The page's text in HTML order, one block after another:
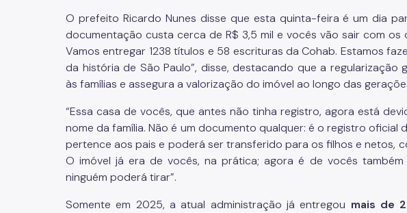
O prefeito Ricardo Nunes disse que esta quinta-feira é um dia
documentação custa cerca de R$ 3,5 mil e vocês vão sair com
Vamos entregar 1238 títulos e 58 escrituras da Cohab. Estamos
da história de São Paulo”, disse, destacando que a regularização
às famílias e assegura a valorização do imóvel ao longo das
“Essa casa de vocês, que antes não tinha registro, agora está
nome da família. Não é um documento qualquer: é o registro oficial
pertence aos pais e poderá ser transferido para os filhos e netos,
O imóvel já era de vocês, na prática; agora é de vocês
ninguém poderá tirar”.
Somente em 2025, a atual administração já entregou mais de